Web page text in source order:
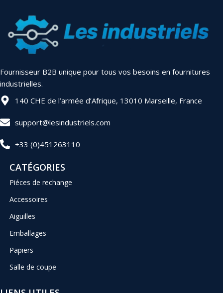
Fournisseur B2B unique pour tous vos besoins en fournitures
industrielles.
140 CHE de l’armée d’Afrique, 13010 Marseille, France
support@lesindustriels.com
+33 (0)451263110
CATÉGORIES
Piéces de rechange
Accessoires
Aiguilles
Emballages
Papiers
Salle de coupe